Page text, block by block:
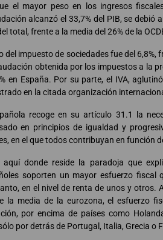
el mayor peso en los ingresos
alcanzó el 33,7% del PIB, se debió
total, frente a la media del 26% de la
del impuesto de sociedades fue del 6,8%,
obtenida por los impuestos a la
en España. Por su parte, el IVA,
en la citada organización
recoge en su artículo 31.1 la
en principios de igualdad y
en el que todos contribuyan en función
aquí donde reside la paradoja que
soporten un mayor esfuerzo fiscal
en el nivel de renta de unos y otros.
la media de la eurozona, el esfuerzo
por encima de países como
por detrás de Portugal, Italia, Grecia o